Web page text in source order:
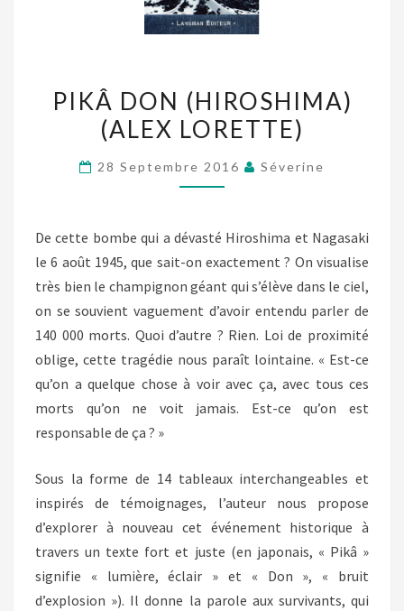
DON
(HIROSHIMA)
LORETTE)
PIKÂ DON (HIROSHIMA)
(ALEX LORETTE)
28 Septembre 2016 Séverine
De cette bombe qui a dévasté Hiroshima et Nagasaki
le 6 août 1945, que sait-on exactement ? On visualise
très bien le champignon géant qui s’élève dans le ciel,
on se souvient vaguement d’avoir entendu parler de
140 000 morts. Quoi d’autre ? Rien. Loi de proximité
oblige, cette tragédie nous paraît lointaine. « Est-ce
qu’on a quelque chose à voir avec ça, avec tous ces
morts qu’on ne voit jamais. Est-ce qu’on est
responsable de ça ? »
Sous la forme de 14 tableaux interchangeables et
inspirés de témoignages, l’auteur nous propose
d’explorer à nouveau cet événement historique à
travers un texte fort et juste (en japonais, « Pikâ »
signifie « lumière, éclair » et « Don », « bruit
d’explosion »). Il donne la parole aux survivants, qui